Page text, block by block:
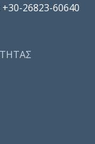
26823-60640